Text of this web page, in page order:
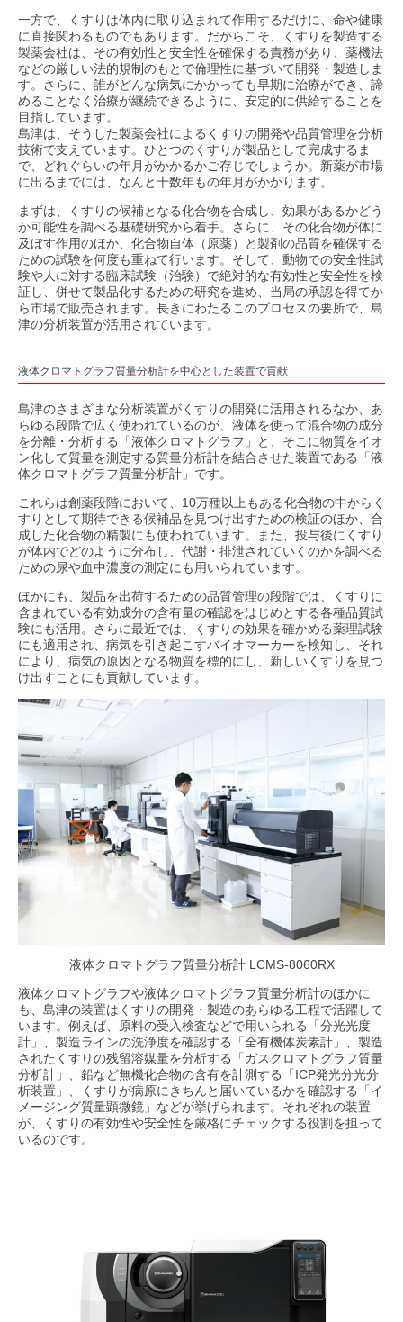
一方で、くすりは体内に取り込まれて作用するだけに、命や健康
に直接関わるものでもあります。だからこそ、くすりを製造する
製薬会社は、その有効性と安全性を確保する責務があり、薬機法
などの厳しい法的規制のもとで倫理性に基づいて開発・製造しま
す。さらに、誰がどんな病気にかかっても早期に治療ができ、諦
めることなく治療が継続できるように、安定的に供給することを
目指しています。
島津は、そうした製薬会社によるくすりの開発や品質管理を分析
技術で支えています。ひとつのくすりが製品として完成するま
で、どれぐらいの年月がかかるかご存じでしょうか。新薬が市場
に出るまでには、なんと十数年もの年月がかかります。
まずは、くすりの候補となる化合物を合成し、効果があるかどう
か可能性を調べる基礎研究から着手。さらに、その化合物が体に
及ぼす作用のほか、化合物自体（原薬）と製剤の品質を確保する
ための試験を何度も重ねて行います。そして、動物での安全性試
験や人に対する臨床試験（治験）で絶対的な有効性と安全性を検
証し、併せて製品化するための研究を進め、当局の承認を得てか
ら市場で販売されます。長きにわたるこのプロセスの要所で、島
津の分析装置が活用されています。
液体クロマトグラフ質量分析計を中心とした装置で貢献
島津のさまざまな分析装置がくすりの開発に活用されるなか、あ
らゆる段階で広く使われているのが、液体を使って混合物の成分
を分離・分析する「液体クロマトグラフ」と、そこに物質をイオ
ン化して質量を測定する質量分析計を結合させた装置である「液
体クロマトグラフ質量分析計」です。
これらは創薬段階において、10万種以上もある化合物の中からく
すりとして期待できる候補品を見つけ出すための検証のほか、合
成した化合物の精製にも使われています。また、投与後にくすり
が体内でどのように分布し、代謝・排泄されていくのかを調べる
ための尿や血中濃度の測定にも用いられています。
ほかにも、製品を出荷するための品質管理の段階では、くすりに
含まれている有効成分の含有量の確認をはじめとする各種品質試
験にも活用。さらに最近では、くすりの効果を確かめる薬理試験
にも適用され、病気を引き起こすバイオマーカーを検知し、それ
により、病気の原因となる物質を標的にし、新しいくすりを見つ
け出すことにも貢献しています。
液体クロマトグラフ質量分析計 LCMS-8060RX
液体クロマトグラフや液体クロマトグラフ質量分析計のほかに
も、島津の装置はくすりの開発・製造のあらゆる工程で活躍して
います。例えば、原料の受入検査などで用いられる「分光光度
計」、製造ラインの洗浄度を確認する「全有機体炭素計」、製造
されたくすりの残留溶媒量を分析する「ガスクロマトグラフ質量
分析計」、鉛など無機化合物の含有を計測する「ICP発光分光分
析装置」、くすりが病原にきちんと届いているかを確認する「イ
メージング質量顕微鏡」などが挙げられます。それぞれの装置
が、くすりの有効性や安全性を厳格にチェックする役割を担って
いるのです。